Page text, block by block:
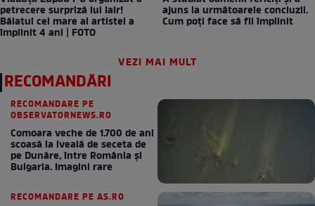
petrecere surpriză lui Iair!
Băiatul cel mare al artistei a
împlinit 4 ani | FOTO
ajuns la următoarele concluzii.
Cum poți face să fii împlinit
VEZI MAI MULT
RECOMANDĂRI
RECOMANDARE PE
OBSERVATORNEWS.RO
Comoara veche de 1.700 de ani
scoasă la iveală de seceta de
pe Dunăre, între România şi
Bulgaria. Imagini rare
RECOMANDARE PE AS.RO